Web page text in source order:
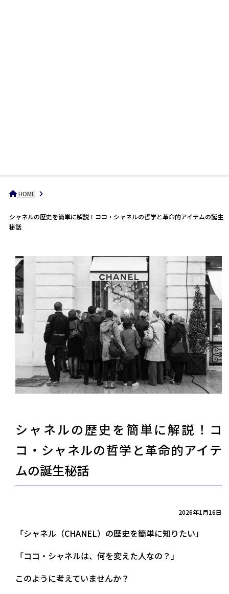
HOME
シャネルの歴史を簡単に解説！ココ・シャネルの哲学と革命的アイテムの誕生
秘話
シャネルの歴史を簡単に解説！コ
コ・シャネルの哲学と革命的アイテ
ムの誕生秘話
2026年1月16日
「シャネル（CHANEL）の歴史を簡単に知りたい」
「ココ・シャネルは、何を変えた人なの？」
このように考えていませんか？